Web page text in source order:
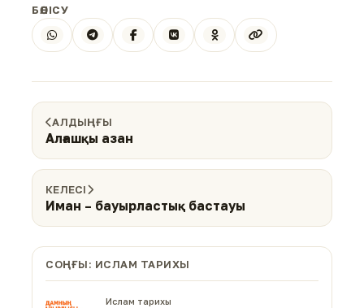
БӨЛІСУ
АЛДЫҢҒЫ
Алғашқы азан
КЕЛЕСІ
Иман – бауырластық бастауы
СОҢҒЫ: ИСЛАМ ТАРИХЫ
Ислам тарихы